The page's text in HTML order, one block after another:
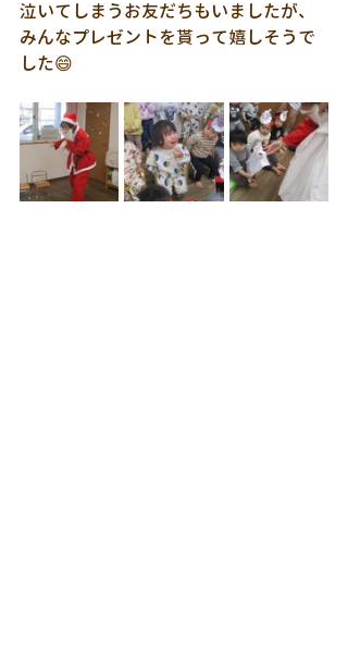
泣いてしまうお友だちもいましたが、
みんなプレゼントを貰って嬉しそうで
した😄